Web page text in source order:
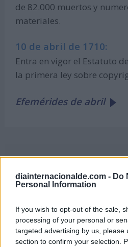
diainternacionalde.com - Do
Personal Information
If you wish to opt-out of the sale,
processing of your personal or
targeted advertising by us, please
section to confirm your selection.
de 82.000 muertos y
materiales.
10 de abril de 1710:
Entra en vigor el Estatuto
la primera ley sobre
Efemérides de abril